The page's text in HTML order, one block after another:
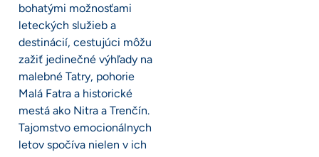
bohatými možnosťami
leteckých služieb a
destinácií, cestujúci môžu
zažiť jedinečné výhľady na
malebné Tatry, pohorie
Malá Fatra a historické
mestá ako Nitra a Trenčín.
Tajomstvo emocionálnych
letov spočíva nielen v ich